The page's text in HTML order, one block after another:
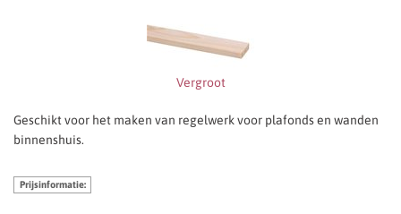
Vergroot
Geschikt voor het maken van regelwerk voor plafonds en wanden
binnenshuis.
Prijsinformatie: